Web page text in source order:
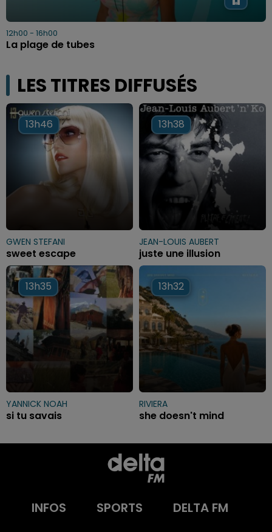
12h00 - 16h00
La plage de tubes
LES TITRES DIFFUSÉS
13h46
13h46
GWEN STEFANI
sweet escape
13h38
13h38
JEAN-LOUIS AUBERT
juste une illusion
13h35
13h35
YANNICK NOAH
si tu savais
13h32
13h32
RIVIERA
she doesn't mind
INFOS SPORTS
DELTA FM